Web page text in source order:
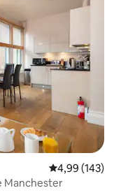
Classificação
4,99 (143)
Manchester